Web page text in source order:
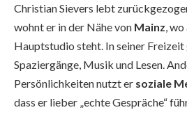
Christian Sievers lebt
wohnt er in der Nähe von Mainz ,
Hauptstudio steht. In seiner
Spaziergänge, Musik und Lesen.
Persönlichkeiten nutzt er soziale
dass er lieber „echte Gespräche“